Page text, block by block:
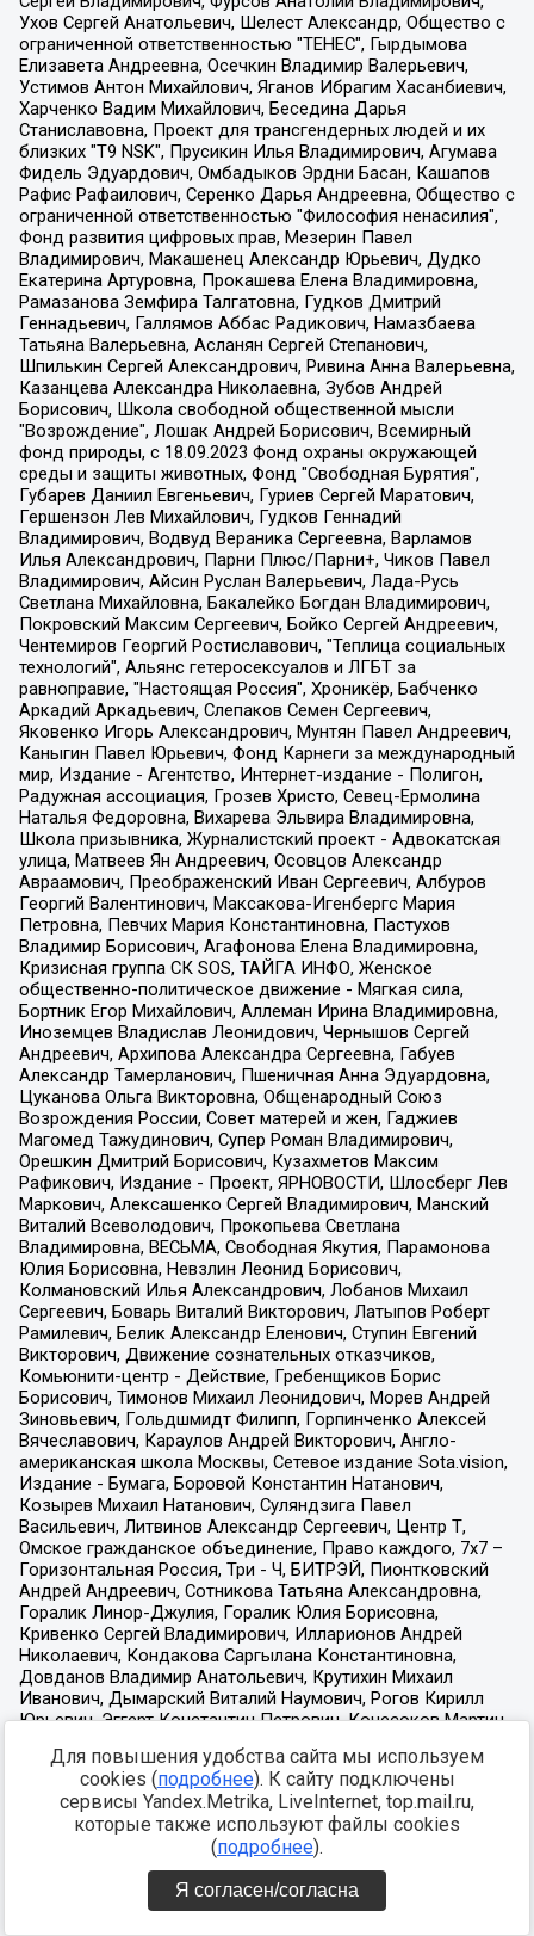
Для повышения удобства сайта мы используем
cookies (подробнее). К сайту подключены
сервисы Yandex.Metrika, LiveInternet, top.mail.ru,
которые также используют файлы cookies
(подробнее).
Я согласен/согласна